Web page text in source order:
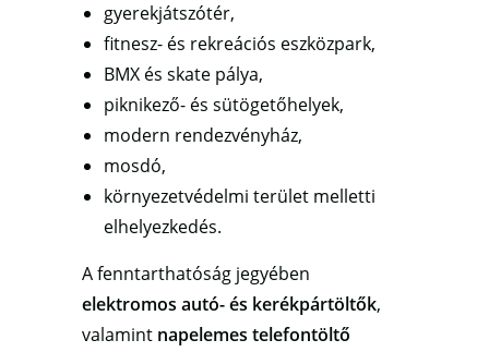
gyerekjátszótér,
fitnesz- és rekreációs eszközpark,
BMX és skate pálya,
piknikező- és sütögetőhelyek,
modern rendezvényház,
mosdó,
környezetvédelmi terület melletti
elhelyezkedés.
A fenntarthatóság jegyében
elektromos autó- és kerékpártöltők,
valamint napelemes telefontöltő